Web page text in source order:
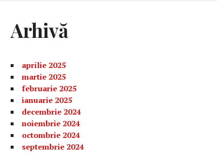
Arhivă
aprilie 2025
martie 2025
februarie 2025
ianuarie 2025
decembrie 2024
noiembrie 2024
octombrie 2024
septembrie 2024